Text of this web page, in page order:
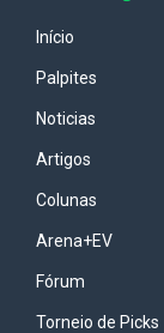
Início
Palpites
Noticias
Artigos
Colunas
Arena+EV
Fórum
Torneio de Picks